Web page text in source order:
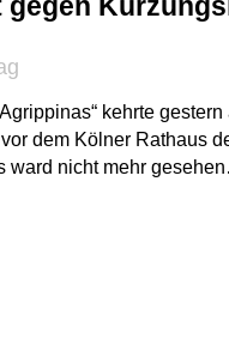
kehrte gestern
dem Kölner Rathaus
ward nicht mehr